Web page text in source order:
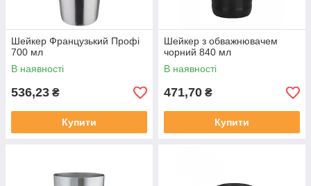
Шейкер Французький Профі
700 мл
В наявності
536,23 ₴
Купити
Шейкер з обважнювачем
чорний 840 мл
В наявності
471,70 ₴
Купити